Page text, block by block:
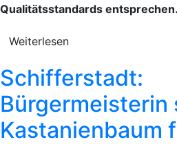
Qualitätsstandards entsprechen.
Weiterlesen
Schifferstadt:
Bürgermeisterin
Kastanienbaum